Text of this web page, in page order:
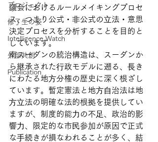
プロジェクト
修了生の姿
Intelligence Watch
外部共創
Publication
議会におけるルールメイキングプロセ
ス、つまり公式・⾮公式の⽴法・意思
決定プロセスを分析することを目的と
しています。
南スーダンの統治構造は、スーダンか
ら継承された⾏政モデルに遡る、⻑き
にわたる地⽅分権の歴史に深く根ざし
ています。暫定憲法と地⽅⾃治法は地
⽅⽴法の明確な法的根拠を提供してい
ますが、制度的能⼒の不⾜、政治的影
響⼒、限定的な市⺠参加が原因で正式
な⼿続きが損なわれることが多く、結